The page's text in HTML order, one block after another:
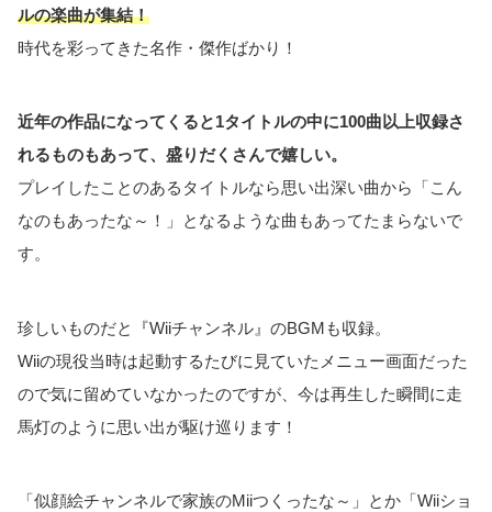
ルの楽曲が集結！
時代を彩ってきた名作・傑作ばかり！
近年の作品になってくると1タイトルの中に100曲以上収録さ
れるものもあって、盛りだくさんで嬉しい。
プレイしたことのあるタイトルなら思い出深い曲から「こん
なのもあったな～！」となるような曲もあってたまらないで
す。
珍しいものだと『Wiiチャンネル』のBGMも収録。
Wiiの現役当時は起動するたびに見ていたメニュー画面だった
ので気に留めていなかったのですが、今は再生した瞬間に走
馬灯のように思い出が駆け巡ります！
「似顔絵チャンネルで家族のMiiつくったな～」とか「Wiiショ